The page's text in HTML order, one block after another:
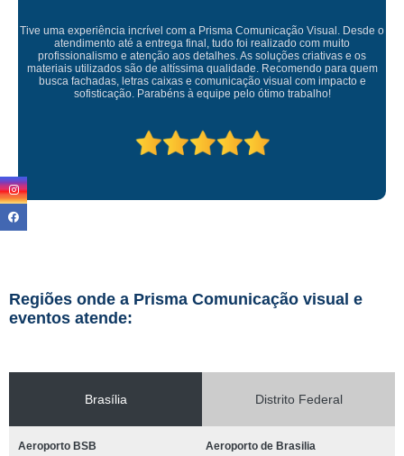
Desde o
e os
para quem
e
Empresa maravilhosa, entregue antes do prazo e a
ficou perfeita, indico de olhos fechados
Regiões onde a Prisma Comunicação visual e
eventos atende:
Brasília Distrito Federal
Aeroporto BSB Aeroporto de Brasilia